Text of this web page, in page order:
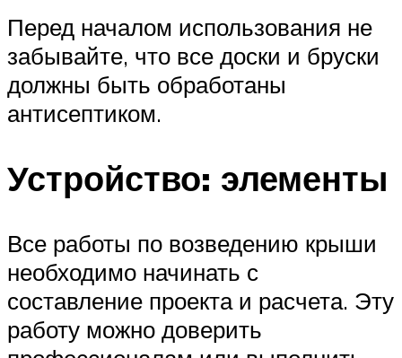
Перед началом использования не
забывайте, что все доски и бруски
должны быть обработаны
антисептиком.
Устройство: элементы
Все работы по возведению крыши
необходимо начинать с
составление проекта и расчета. Эту
работу можно доверить